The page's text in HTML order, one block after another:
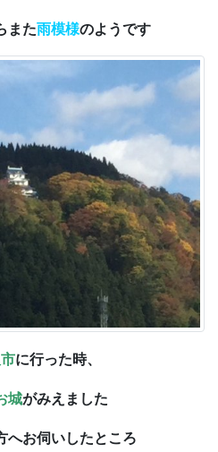
また雨模様のようです
に行った時、
城がみえました
へお伺いしたところ